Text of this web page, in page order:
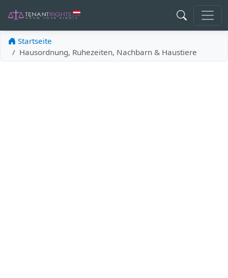
Startseite
Hausordnung, Ruhezeiten, Nachbarn & Haustiere